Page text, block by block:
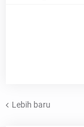
Lebih baru